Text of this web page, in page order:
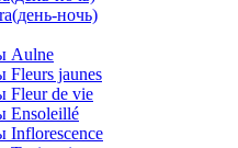
ночь)
Aulne
jaunes
Fleur de vie
Ensoleillé
Inflorescence